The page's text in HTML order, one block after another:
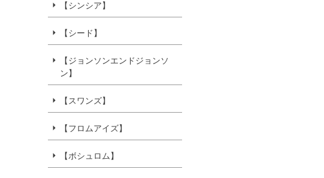
【シンシア】
【シード】
【ジョンソンエンドジョンソ
ン】
【スワンズ】
【フロムアイズ】
【ボシュロム】